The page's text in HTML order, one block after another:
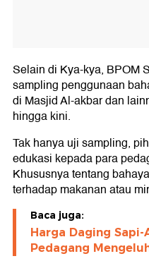
Selain di Kya-kya, BPOM
sampling penggunaan
di Masjid Al-akbar dan
hingga kini.
Tak hanya uji sampling,
edukasi kepada para
Khususnya tentang
terhadap makanan atau
Baca juga:
Harga Daging
Pedagang